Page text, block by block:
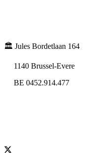
🏛️ Jules Bordetlaan 164
1140 Brussel-Evere
BE 0452.914.477